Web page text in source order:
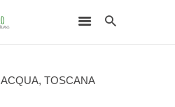
ACQUA,TOSCANA